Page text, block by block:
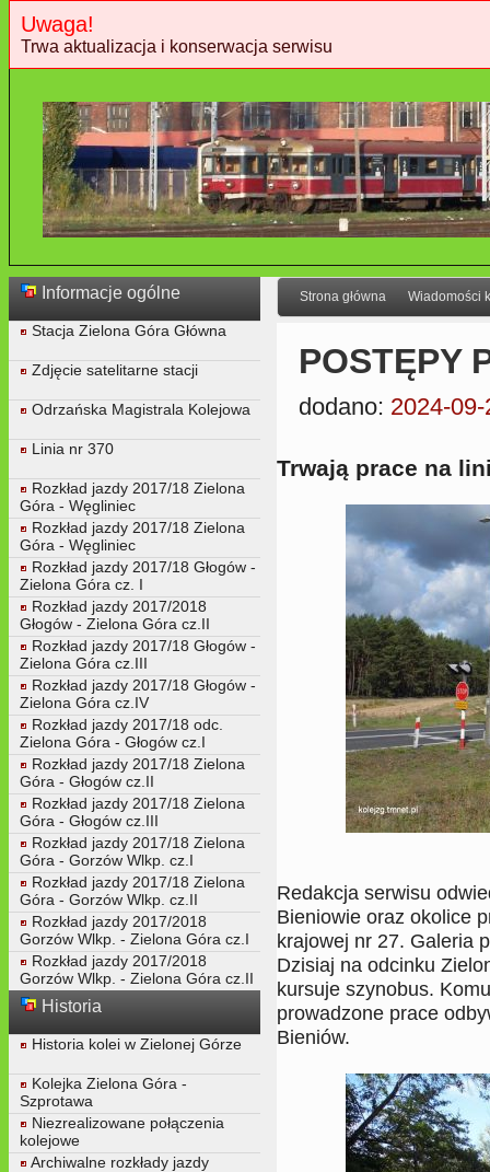
Uwaga!
Trwa aktualizacja i konserwacja serwisu
Informacje ogólne
Stacja Zielona Góra Główna
Zdjęcie satelitarne stacji
Odrzańska Magistrala Kolejowa
Linia nr 370
Rozkład jazdy 2017/18 Zielona
Góra - Węgliniec
Rozkład jazdy 2017/18 Zielona
Góra - Węgliniec
Rozkład jazdy 2017/18 Głogów -
Zielona Góra cz. I
Rozkład jazdy 2017/2018
Głogów - Zielona Góra cz.II
Rozkład jazdy 2017/18 Głogów -
Zielona Góra cz.III
Rozkład jazdy 2017/18 Głogów -
Zielona Góra cz.IV
Rozkład jazdy 2017/18 odc.
Zielona Góra - Głogów cz.I
Rozkład jazdy 2017/18 Zielona
Góra - Głogów cz.II
Rozkład jazdy 2017/18 Zielona
Góra - Głogów cz.III
Rozkład jazdy 2017/18 Zielona
Góra - Gorzów Wlkp. cz.I
Rozkład jazdy 2017/18 Zielona
Góra - Gorzów Wlkp. cz.II
Rozkład jazdy 2017/2018
Gorzów Wlkp. - Zielona Góra cz.I
Rozkład jazdy 2017/2018
Gorzów Wlkp. - Zielona Góra cz.II
Historia
Historia kolei w Zielonej Górze
Kolejka Zielona Góra -
Szprotawa
Niezrealizowane połączenia
kolejowe
Archiwalne rozkłady jazdy
Strona główna Wiadomości
POSTĘPY
dodano: 2024-
Trwają prace na
Redakcja serwisu
Bieniowie oraz okolice
krajowej nr 27. Galeria
Dzisiaj na odcinku
kursuje szynobus.
prowadzone prace
Bieniów.